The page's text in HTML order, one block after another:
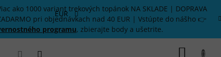
Prejsť
na
obsah
ako 1000 variant trekových topánok NA SKLADE | DOPRAVA
pri objednávkach nad 40 EUR | Vstúpte do nášho 👉
programu, zbierajte body a ušetrite.
EUR